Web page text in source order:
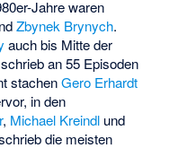
Jahre waren
Zbynek Brynych.
auch bis Mitte der
an 55 Episoden
stachenGero Erhardt
in den
, Michael Kreindl und
die meisten